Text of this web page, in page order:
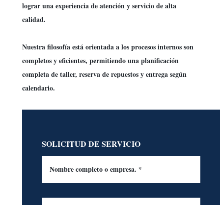
lograr una experiencia de atención y servicio de alta
calidad.
Nuestra filosofía está orientada a los procesos internos son
completos y eficientes, permitiendo una planificación
completa de taller, reserva de repuestos y entrega según
calendario.
SOLICITUD DE SERVICIO